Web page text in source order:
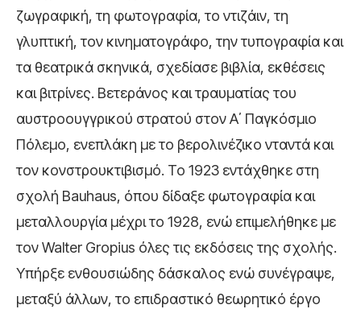
ζωγραφική, τη φωτογραφία, το ντιζάιν, τη
γλυπτική, τον κινηματογράφο, την τυπογραφία και
τα θεατρικά σκηνικά, σχεδίασε βιβλία, εκθέσεις
και βιτρίνες. Βετεράνος και τραυματίας του
αυστροουγγρικού στρατού στον Α΄ Παγκόσμιο
Πόλεμο, ενεπλάκη με το βερολινέζικο νταντά και
τον κονστρουκτιβισμό. Το 1923 εντάχθηκε στη
σχολή Bauhaus, όπου δίδαξε φωτογραφία και
μεταλλουργία μέχρι το 1928, ενώ επιμελήθηκε με
τον Walter Gropius όλες τις εκδόσεις της σχολής.
Υπήρξε ενθουσιώδης δάσκαλος ενώ συνέγραψε,
μεταξύ άλλων, το επιδραστικό θεωρητικό έργο